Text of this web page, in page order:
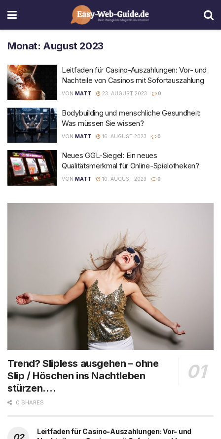
Monat: August 2023
Leitfaden für Casino-Auszahlungen: Vor- und
Nachteile von Casinos mit Sofortauszahlung
VON MATT 23. AUGUST 2023 0
Bodybuilding und menschliche Gesundheit:
Was müssen Sie wissen?
VON MATT 16. AUGUST 2023 0
Neues GGL-Siegel: Ein neues
Qualitätsmerkmal für Online-Spielotheken?
VON MATT 10. AUGUST 2023 0
Trend? Slipless ausgehen – ohne
Slip / Höschen ins Nachtleben
stürzen….
0 SHARES
Leitfaden für Casino-Auszahlungen: Vor- und